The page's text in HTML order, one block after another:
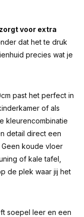
voor extra
dat het te druk
precies wat je
past het perfect in
of als
kleurencombinatie
detail direct een
Geen koude vloer
of kale tafel,
de plek waar jij het
soepel leer en een